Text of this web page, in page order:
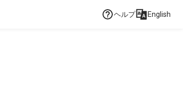
ヘルプ English